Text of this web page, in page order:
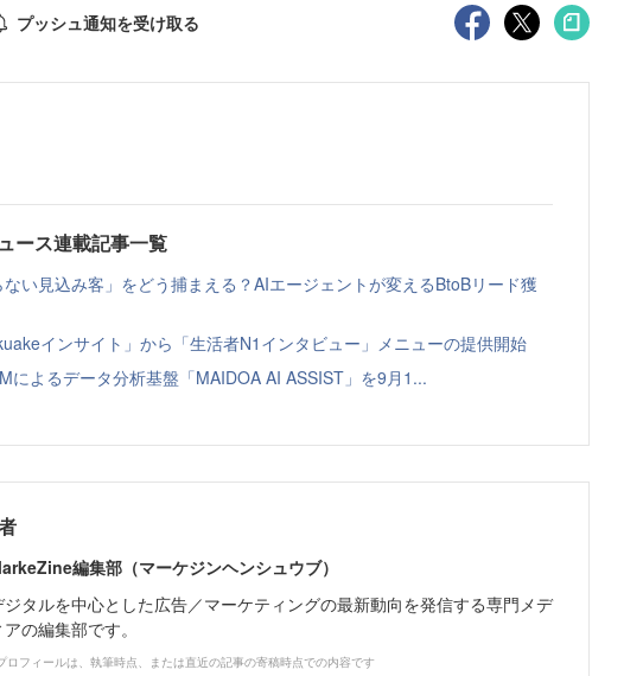
プッシュ通知を受け取る
ース連載記事一覧
ない見込み客」をどう捕まえる？AIエージェントが変えるBtoBリード獲
インサイト」から「生活者N1インタビュー」メニューの提供開始
によるデータ分析基盤「MAIDOA AI ASSIST」を9月1...
編集部（マーケジンヘンシュウブ）
ジタルを中心とした広告／マーケティングの最新動向を発信する専門メデ
アの編集部です。
ロフィールは、執筆時点、または直近の記事の寄稿時点での内容です